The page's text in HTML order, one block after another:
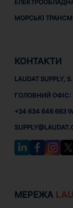
МОРСЬКІ
КОНТАКТИ
LAUDAT SUPPLY,
ГОЛОВНИЙ ОФІС:
+34 634 646 663
МЕРЕЖА